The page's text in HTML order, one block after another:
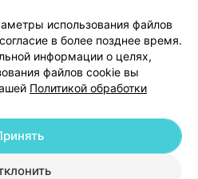
компанию
использования файлов
в более позднее время.
информации о целях,
файлов cookie вы
Политикой обработки